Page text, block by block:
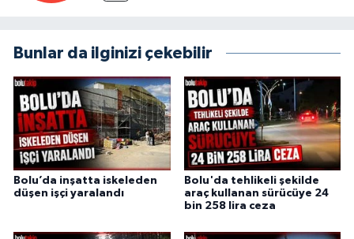
Bunlar da ilginizi çekebilir
Bolu’da inşatta iskeleden
düşen işçi yaralandı
Bolu'da tehlikeli şekilde
araç kullanan sürücüye 24
bin 258 lira ceza